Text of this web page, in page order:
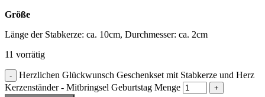
Größe
Länge der Stabkerze: ca. 10cm, Durchmesser: ca. 2cm
11 vorrätig
Herzlichen Glückwunsch Geschenkset mit Stabkerze und Herz
Kerzenständer - Mitbringsel Geburtstag Menge